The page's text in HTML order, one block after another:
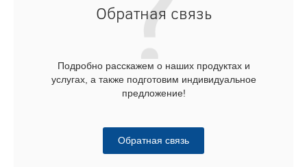
Обратная связь
Подробно расскажем о наших продуктах и
услугах, а также подготовим индивидуальное
предложение!
Обратная связь